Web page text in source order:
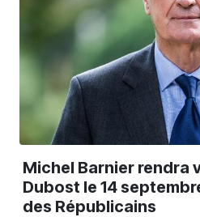
Michel Barnier rendra
Dubost le 14
des Républicains